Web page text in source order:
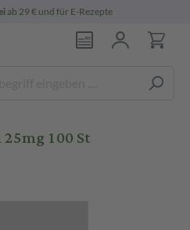
ab 29 € und für E-Rezepte
100 St